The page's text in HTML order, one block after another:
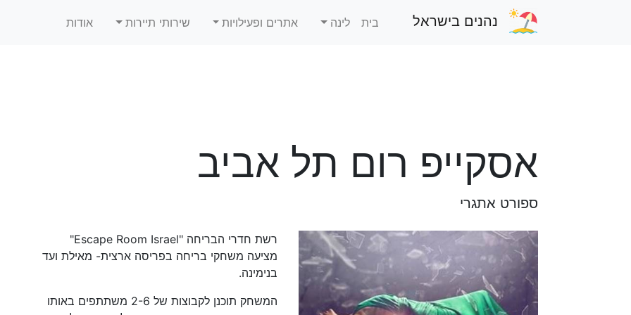
נהנים בישראל בית לינה אתרים ופעילויות שירותי תיירות אודות
אסקייפ רום תל אביב
ספורט אתגרי
רשת חדרי הבריחה "Escape Room Israel"
מציעה משחקי בריחה בפריסה ארצית- מאילת ועד
בנימינה.
המשחק תוכנן לקבוצות של 2-6 משתתפים באותו